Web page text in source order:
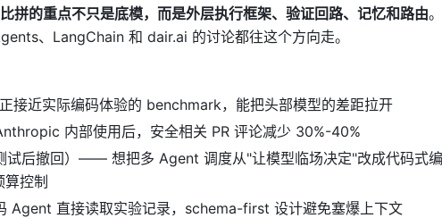
比拼的重点不只是底模，而是外层执行框架、验证回路、记忆和路由。
、LangChain 和 dair.ai 的讨论都往这个方向走。
近实际编码体验的 benchmark，能把头部模型的差距拉开
内部使用后，安全相关 PR 评论减少 30%-40%
试后撤回）—— 想把多 Agent 调度从"让模型临场决定"改成代码式编
控制
直接读取实验记录，schema-first 设计避免塞爆上下文